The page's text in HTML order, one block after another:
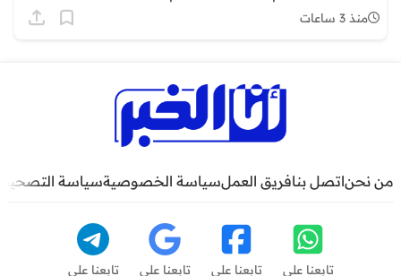
منذ 3 ساعات
من نحناتصل بنافريق العملسياسة الخصوصيةسياسة التصحيح
تابعنا على تابعنا على تابعنا على تابعنا على